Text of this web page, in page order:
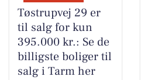
Tøstrupvej 29 er
til salg for kun
395.000 kr.: Se de
billigste boliger til
salg i Tarm her